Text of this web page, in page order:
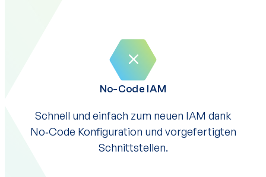
No-Code IAM
Schnell und einfach zum neuen IAM dank
No‑Code Konfiguration und vorgefertigten
Schnittstellen.